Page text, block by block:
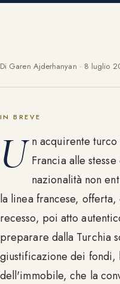
Di Garen Ajderhanyan · 8 luglio
IN BREVE
U n acquirente
Francia alle
nazionalità non
la linea francese,
recesso, poi atto
preparare dalla Turchia
giustificazione dei fondi,
dell'immobile, che la